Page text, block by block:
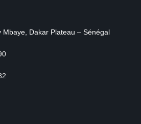
Mbaye, Dakar Plateau – Sénégal